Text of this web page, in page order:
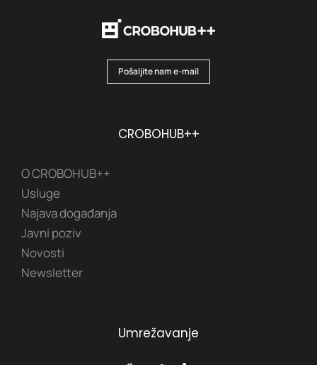
Pošaljite nam e-mail
CROBOHUB++
O CROBOHUB++
Usluge
Najava događanja
Javni poziv
Novosti
Newsletter
Umrežavanje